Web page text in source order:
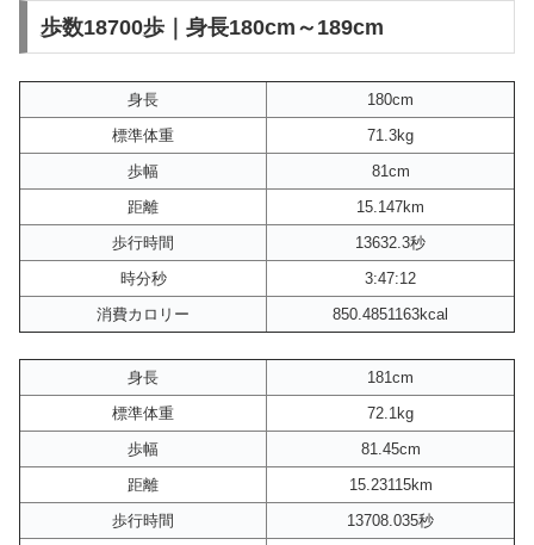
歩数18700歩｜身長180cm～189cm
身長
180cm
標準体重
71.3kg
歩幅
81cm
距離
15.147km
歩行時間
13632.3秒
時分秒
3:47:12
消費カロリー
850.4851163kcal
身長
181cm
標準体重
72.1kg
歩幅
81.45cm
距離
15.23115km
歩行時間
13708.035秒